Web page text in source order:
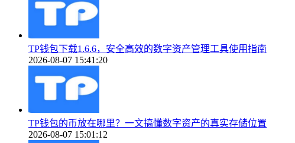
TP钱包下载1.6.6，安全高效的数字资产管理工具使用指南
2026-08-07 15:41:20
TP钱包的币放在哪里？一文搞懂数字资产的真实存储位置
2026-08-07 15:01:12